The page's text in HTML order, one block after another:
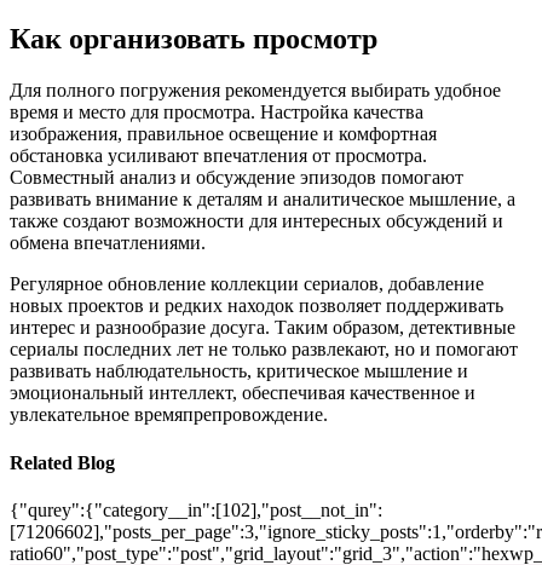
Как организовать просмотр
Для полного погружения рекомендуется выбирать удобное
время и место для просмотра. Настройка качества
изображения, правильное освещение и комфортная
обстановка усиливают впечатления от просмотра.
Совместный анализ и обсуждение эпизодов помогают
развивать внимание к деталям и аналитическое мышление, а
также создают возможности для интересных обсуждений и
обмена впечатлениями.
Регулярное обновление коллекции сериалов, добавление
новых проектов и редких находок позволяет поддерживать
интерес и разнообразие досуга. Таким образом, детективные
сериалы последних лет не только развлекают, но и помогают
развивать наблюдательность, критическое мышление и
эмоциональный интеллект, обеспечивая качественное и
увлекательное времяпрепровождение.
Related Blog
{"qurey":{"category__in":[102],"post__not_in":